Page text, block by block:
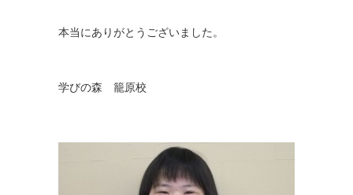
本当にありがとうございました。
学びの森 籠原校